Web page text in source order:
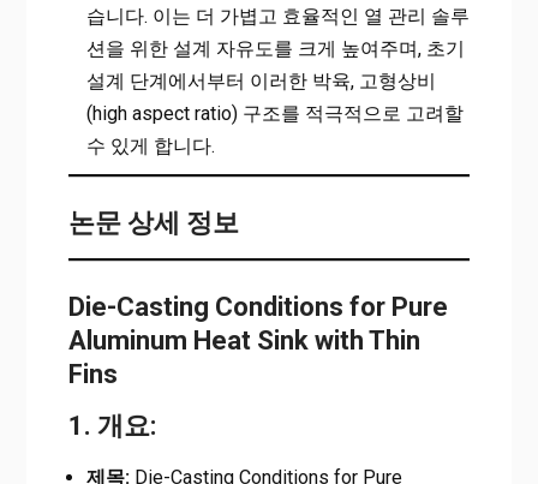
습니다. 이는 더 가볍고 효율적인 열 관리 솔루
션을 위한 설계 자유도를 크게 높여주며, 초기
설계 단계에서부터 이러한 박육, 고형상비
(high aspect ratio) 구조를 적극적으로 고려할
수 있게 합니다.
논문 상세 정보
Die-Casting Conditions for Pure
Aluminum Heat Sink with Thin
Fins
1. 개요:
제목:Die-Casting Conditions for Pure